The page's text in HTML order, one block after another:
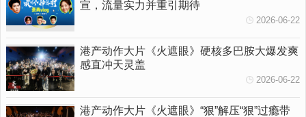
宣，流量实力并重引期待
2026-06-22
港产动作大片《火遮眼》硬核多巴胺大爆发爽
感直冲天灵盖
2026-06-22
港产动作大片《火遮眼》“狠”解压“狠”过瘾带